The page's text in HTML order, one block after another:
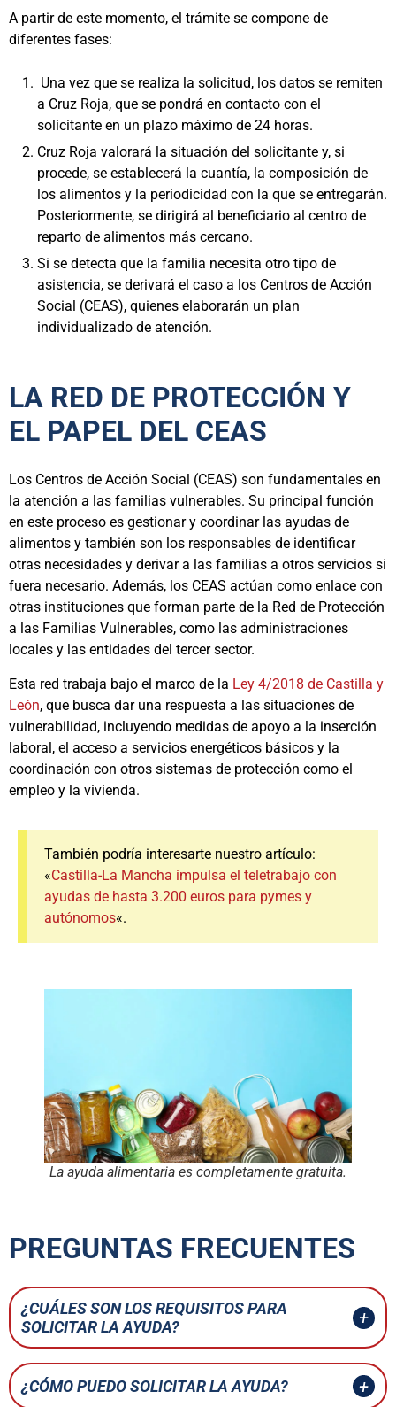
A partir de este momento, el trámite se compone de
diferentes fases:
Una vez que se realiza la solicitud, los datos se remiten
a Cruz Roja, que se pondrá en contacto con el
solicitante en un plazo máximo de 24 horas.
Cruz Roja valorará la situación del solicitante y, si
procede, se establecerá la cuantía, la composición de
los alimentos y la periodicidad con la que se entregarán.
Posteriormente, se dirigirá al beneficiario al centro de
reparto de alimentos más cercano.
Si se detecta que la familia necesita otro tipo de
asistencia, se derivará el caso a los Centros de Acción
Social (CEAS), quienes elaborarán un plan
individualizado de atención.
LA RED DE PROTECCIÓN Y
EL PAPEL DEL CEAS
Los Centros de Acción Social (CEAS) son fundamentales en
la atención a las familias vulnerables. Su principal función
en este proceso es gestionar y coordinar las ayudas de
alimentos y también son los responsables de identificar
otras necesidades y derivar a las familias a otros servicios si
fuera necesario. Además, los CEAS actúan como enlace con
otras instituciones que forman parte de la Red de Protección
a las Familias Vulnerables, como las administraciones
locales y las entidades del tercer sector.
Esta red trabaja bajo el marco de la Ley 4/2018 de Castilla y
León, que busca dar una respuesta a las situaciones de
vulnerabilidad, incluyendo medidas de apoyo a la inserción
laboral, el acceso a servicios energéticos básicos y la
coordinación con otros sistemas de protección como el
empleo y la vivienda.
También podría interesarte nuestro artículo:
«Castilla-La Mancha impulsa el teletrabajo con
ayudas de hasta 3.200 euros para pymes y
autónomos«.
La ayuda alimentaria es completamente gratuita.
PREGUNTAS FRECUENTES
¿CUÁLES SON LOS REQUISITOS PARA
SOLICITAR LA AYUDA?
¿CÓMO PUEDO SOLICITAR LA AYUDA?